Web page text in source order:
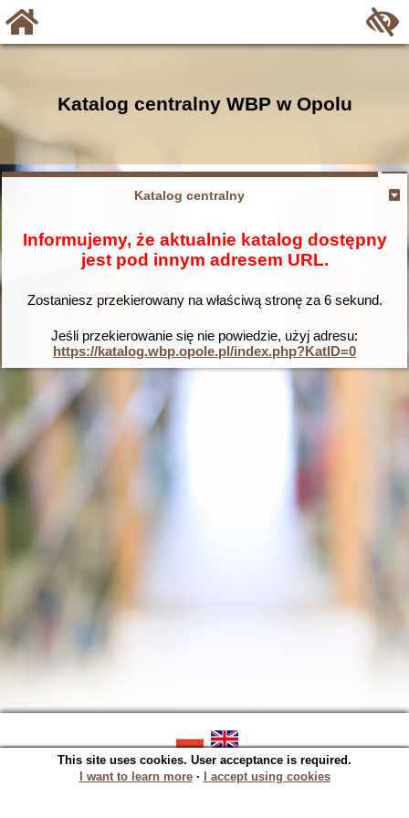
Katalog centralny WBP w Opolu
Katalog centralny
Informujemy, że aktualnie katalog dostępny
jest pod innym adresem URL.
Zostaniesz przekierowany na właściwą stronę za 6sekund.
Jeśli przekierowanie się nie powiedzie, użyj adresu:
https://katalog.wbp.opole.pl/index.php?KatID=0
SOWA OPAC v. 5.22.16 (2023-06-07)
Generated in 0,0359 s.
This site uses cookies. User acceptance is required.
I want to learn more∙ I accept using cookies